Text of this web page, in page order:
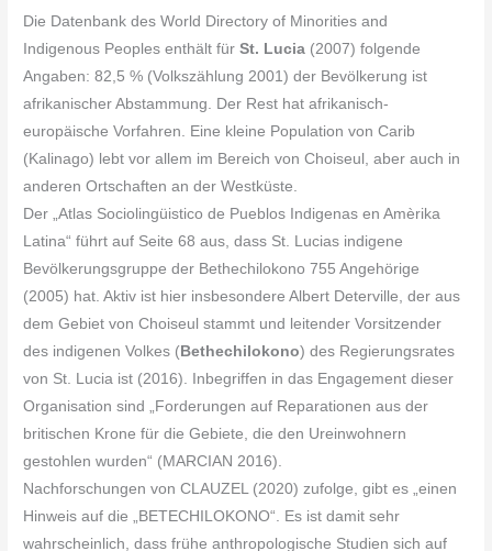
Die Datenbank des World Directory of Minorities and
Indigenous Peoples enthält fürSt. Lucia (2007) folgende
Angaben: 82,5 % (Volkszählung 2001) der Bevölkerung ist
afrikanischer Abstammung. Der Rest hat afrikanisch-
europäische Vorfahren. Eine kleine Population von Carib
(Kalinago) lebt vor allem im Bereich von Choiseul, aber auch in
anderen Ortschaften an der Westküste.
Der „Atlas Sociolingüistico de Pueblos Indigenas en Amèrika
Latina“ führt auf Seite 68 aus, dass St. Lucias indigene
Bevölkerungsgruppe der Bethechilokono 755 Angehörige
(2005) hat. Aktiv ist hier insbesondere Albert Deterville, der aus
dem Gebiet von Choiseul stammt und leitender Vorsitzender
des indigenen Volkes ( Bethechilokono) des Regierungsrates
von St. Lucia ist (2016). Inbegriffen in das Engagement dieser
Organisation sind „Forderungen auf Reparationen aus der
britischen Krone für die Gebiete, die den Ureinwohnern
gestohlen wurden“ (MARCIAN 2016).
Nachforschungen von CLAUZEL (2020) zufolge, gibt es „einen
Hinweis auf die „BETECHILOKONO“. Es ist damit sehr
wahrscheinlich, dass frühe anthropologische Studien sich auf